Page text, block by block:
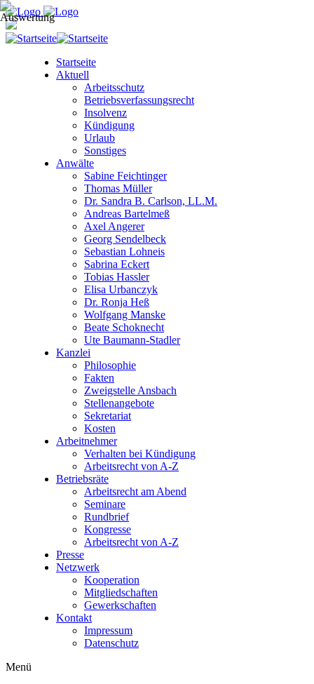
Startseite
Aktuell
Arbeitsschutz
Betriebsverfassungsrecht
Insolvenz
Kündigung
Urlaub
Sonstiges
Anwälte
Sabine Feichtinger
Thomas Müller
Dr. Sandra B. Carlson, LL.M.
Andreas Bartelmeß
Axel Angerer
Georg Sendelbeck
Sebastian Lohneis
Sabrina Eckert
Tobias Hassler
Elisa Urbanczyk
Dr. Ronja Heß
Wolfgang Manske
Beate Schoknecht
Ute Baumann-Stadler
Kanzlei
Philosophie
Fakten
Zweigstelle Ansbach
Stellenangebote
Sekretariat
Kosten
Arbeitnehmer
Verhalten bei Kündigung
Arbeitsrecht von A-Z
Betriebsräte
Arbeitsrecht am Abend
Seminare
Rundbrief
Kongresse
Arbeitsrecht von A-Z
Presse
Netzwerk
Kooperation
Mitgliedschaften
Gewerkschaften
Kontakt
Impressum
Datenschutz
Menü